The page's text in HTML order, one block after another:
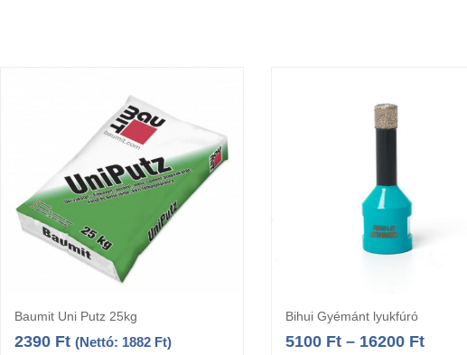
Kosárba teszem
Baumit Uni Putz 25kg
2390 Ft (Nettó: 1882 Ft)
Opciók választása
Bihui Gyémánt lyukfúró
5100 Ft – 16200 Ft